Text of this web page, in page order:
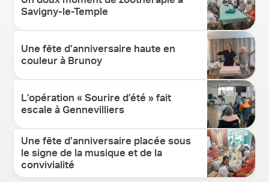
Savigny-le-Temple
Une fête d’anniversaire haute en
couleur à Brunoy
L’opération « Sourire d’été » fait
escale à Gennevilliers
Une fête d’anniversaire placée sous
le signe de la musique et de la
convivialité